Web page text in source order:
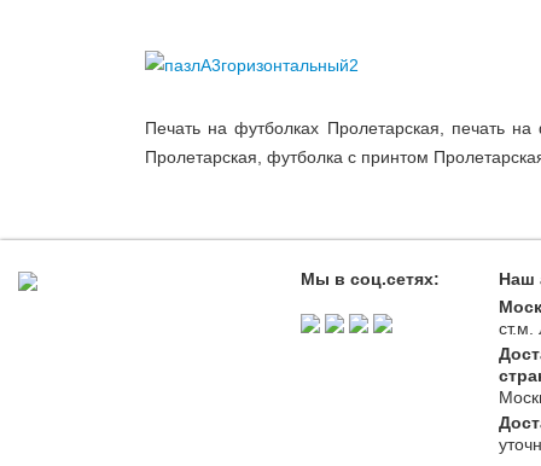
Печать на футболках Пролетарская, печать
Пролетарская, футболка с принтом
Мы в соц.сетях:
Наш
ст.м.